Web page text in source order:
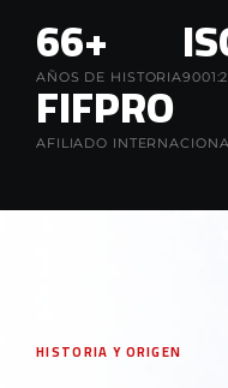
66+
AÑOS DE HISTORIA
FIFPRO
AFILIADO
HISTORIA Y ORIGEN